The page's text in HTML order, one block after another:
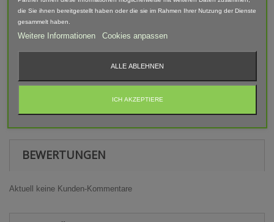
Der Artikel ist im 3D-Druck-Verfahren gefertigt und von Hand
nach bearbeitet. Daher können Form, Farbe und Ausführung
abweichen.
Achtung! Modellbauartikel nicht für Kinder unter 14 Jahren
geeignet! Erstickungsgefahr Aufgrund verschluckbarer und
BEWERTUNGEN
Aktuell keine Kunden-Kommentare
die Sie ihnen bereitgestellt haben oder die sie im Rahmen Ihrer Nutzung der Dienste
gesammelt haben.
Weitere Informationen Cookies anpassen
ALLE ABLEHNEN
ICH AKZEPTIERE